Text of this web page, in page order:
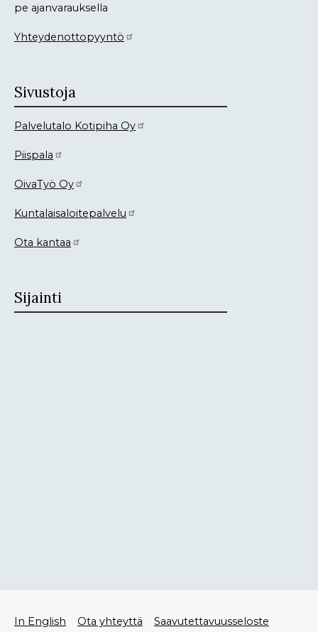
pe ajanvarauksella
Yhteydenottopyyntö
Sivustoja
Palvelutalo Kotipiha Oy
Piispala
OivaTyö Oy
Kuntalaisaloitepalvelu
Ota kantaa
Sijainti
Alatunniste
In English Ota yhteyttä Saavutettavuusseloste